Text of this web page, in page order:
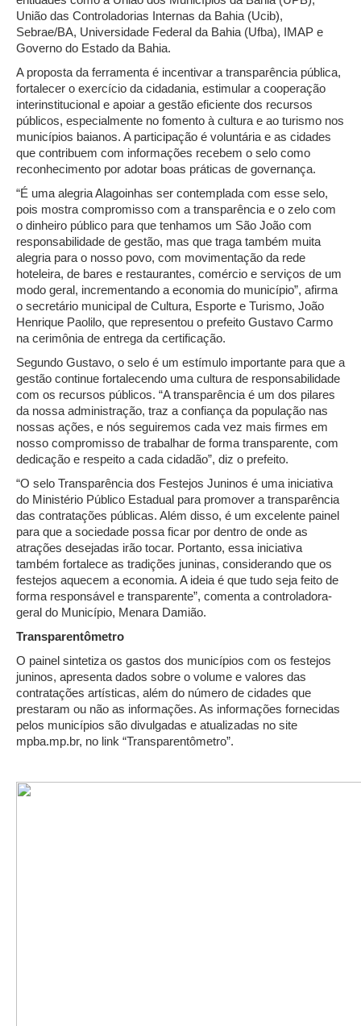
União das Controladorias Internas da Bahia (Ucib),
Sebrae/BA, Universidade Federal da Bahia (Ufba), IMAP e
Governo do Estado da Bahia.
A proposta da ferramenta é incentivar a transparência pública,
fortalecer o exercício da cidadania, estimular a cooperação
interinstitucional e apoiar a gestão eficiente dos recursos
públicos, especialmente no fomento à cultura e ao turismo nos
municípios baianos. A participação é voluntária e as cidades
que contribuem com informações recebem o selo como
reconhecimento por adotar boas práticas de governança.
“É uma alegria Alagoinhas ser contemplada com esse selo,
pois mostra compromisso com a transparência e o zelo com
o dinheiro público para que tenhamos um São João com
responsabilidade de gestão, mas que traga também muita
alegria para o nosso povo, com movimentação da rede
hoteleira, de bares e restaurantes, comércio e serviços de um
modo geral, incrementando a economia do município”, afirma
o secretário municipal de Cultura, Esporte e Turismo, João
Henrique Paolilo, que representou o prefeito Gustavo Carmo
na cerimônia de entrega da certificação.
Segundo Gustavo, o selo é um estímulo importante para que a
gestão continue fortalecendo uma cultura de responsabilidade
com os recursos públicos. “A transparência é um dos pilares
da nossa administração, traz a confiança da população nas
nossas ações, e nós seguiremos cada vez mais firmes em
nosso compromisso de trabalhar de forma transparente, com
dedicação e respeito a cada cidadão”, diz o prefeito.
“O selo Transparência dos Festejos Juninos é uma iniciativa
do Ministério Público Estadual para promover a transparência
das contratações públicas. Além disso, é um excelente painel
para que a sociedade possa ficar por dentro de onde as
atrações desejadas irão tocar. Portanto, essa iniciativa
também fortalece as tradições juninas, considerando que os
festejos aquecem a economia. A ideia é que tudo seja feito de
forma responsável e transparente”, comenta a controladora-
geral do Município, Menara Damião.
Transparentômetro
O painel sintetiza os gastos dos municípios com os festejos
juninos, apresenta dados sobre o volume e valores das
contratações artísticas, além do número de cidades que
prestaram ou não as informações. As informações fornecidas
pelos municípios são divulgadas e atualizadas no site
mpba.mp.br, no link “Transparentômetro”.